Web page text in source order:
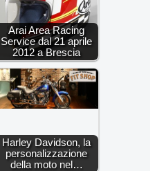
Arai Area Racing
Service dal 21 aprile
2012 a Brescia
Harley Davidson, la
personalizzazione
della moto nel…